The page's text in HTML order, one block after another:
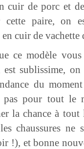
cuir de porc et
cette paire, on
cuir de vachette
ce modèle
sublissime,
du
pas pour tout le
la chance à tout
chaussures ne
!), et bonne